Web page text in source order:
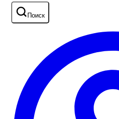
Поиск